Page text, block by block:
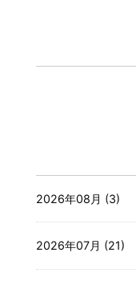
2026年08月 (3)
2026年07月 (21)